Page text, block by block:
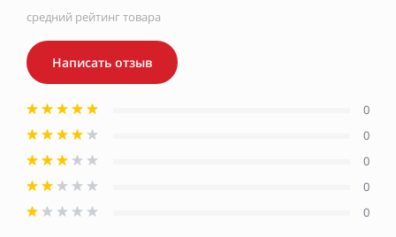
средний рейтинг товара
Написать отзыв
0
0
0
0
0